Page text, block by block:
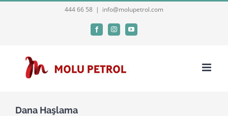
444 66 58 | info@molupetrol.com
FacebookInstagramYouTube
Dana Haşlama